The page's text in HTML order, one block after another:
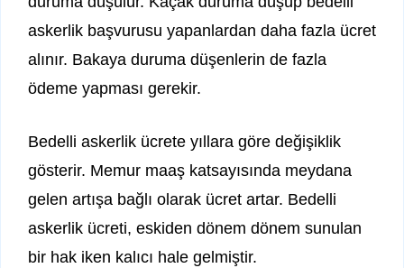
askerlik başvurusu yapanlardan daha fazla ücret
alınır. Bakaya duruma düşenlerin de fazla
ödeme yapması gerekir.
Bedelli askerlik ücrete yıllara göre değişiklik
gösterir. Memur maaş katsayısında meydana
gelen artışa bağlı olarak ücret artar. Bedelli
askerlik ücreti, eskiden dönem dönem sunulan
bir hak iken kalıcı hale gelmiştir.